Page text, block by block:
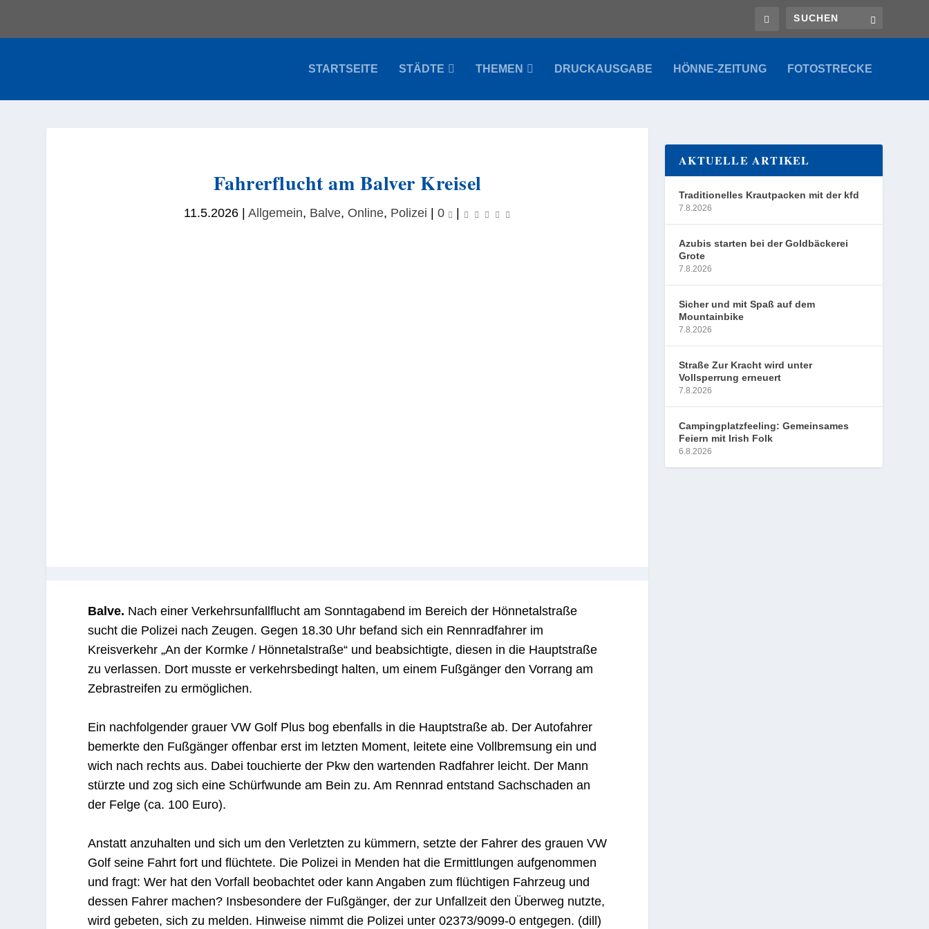
STARTSEITE STÄDTE THEMEN DRUCKAUSGABE HÖNNE-ZEITUNG FOTOSTRECKE
Fahrerflucht am Balver Kreisel
11.5.2026| Allgemein, Balve, Online, Polizei 0
Balve. Nach einer Verkehrsunfallflucht am Sonntagabend im Bereich der Hönnetalstraße
sucht die Polizei nach Zeugen. Gegen 18.30 Uhr befand sich ein Rennradfahrer im
Kreisverkehr „An der Kormke / Hönnetalstraße“ und beabsichtigte, diesen in die Hauptstraße
zu verlassen. Dort musste er verkehrsbedingt halten, um einem Fußgänger den Vorrang am
Zebrastreifen zu ermöglichen.
Ein nachfolgender grauer VW Golf Plus bog ebenfalls in die Hauptstraße ab. Der Autofahrer
bemerkte den Fußgänger offenbar erst im letzten Moment, leitete eine Vollbremsung ein und
wich nach rechts aus. Dabei touchierte der Pkw den wartenden Radfahrer leicht. Der Mann
stürzte und zog sich eine Schürfwunde am Bein zu. Am Rennrad entstand Sachschaden an
der Felge (ca. 100 Euro).
Anstatt anzuhalten und sich um den Verletzten zu kümmern, setzte der Fahrer des grauen VW
Golf seine Fahrt fort und flüchtete. Die Polizei in Menden hat die Ermittlungen aufgenommen
und fragt: Wer hat den Vorfall beobachtet oder kann Angaben zum flüchtigen Fahrzeug und
dessen Fahrer machen? Insbesondere der Fußgänger, der zur Unfallzeit den Überweg nutzte,
wird gebeten, sich zu melden. Hinweise nimmt die Polizei unter 02373/9099-0 entgegen. (dill)
AKTUELLE ARTIKEL
Traditionelles Krautpacken mit der kfd
7.8.2026
Azubis starten bei der Goldbäckerei
Grote
7.8.2026
Sicher und mit Spaß auf dem
Mountainbike
7.8.2026
Straße Zur Kracht wird unter
Vollsperrung erneuert
7.8.2026
Campingplatzfeeling: Gemeinsames
Feiern mit Irish Folk
6.8.2026